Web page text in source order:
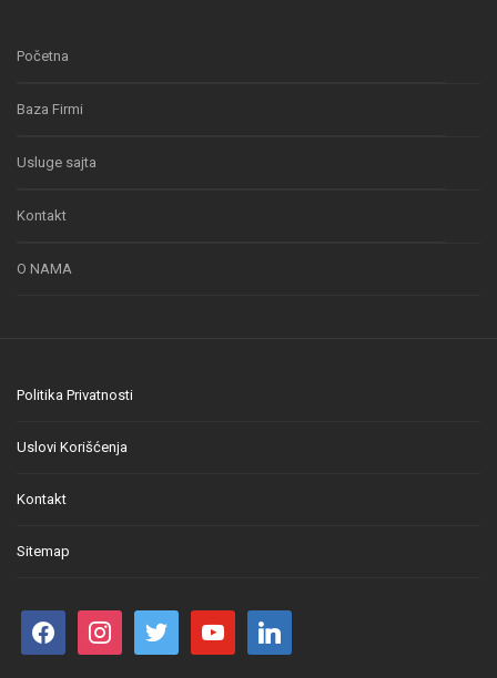
Početna
Baza Firmi
Usluge sajta
Kontakt
O NAMA
Politika Privatnosti
Uslovi Korišćenja
Kontakt
Sitemap